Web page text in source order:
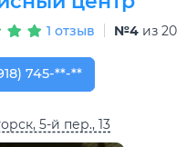
1 отзыв №4 из 20
745-88-11
745-**-**
5-й пер., 13